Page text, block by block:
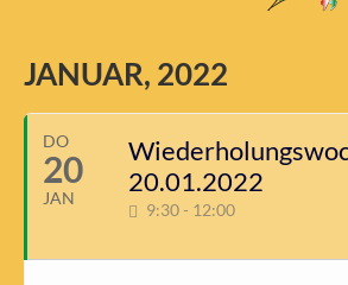
JANUAR, 2022
DO
20
JAN
20.01.2022
9:30 - 12:00